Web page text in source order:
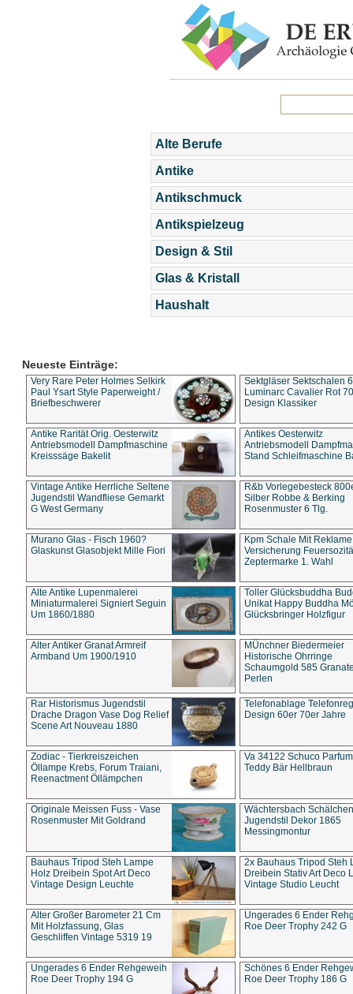
Alte Berufe
Antike
Antikschmuck
Antikspielzeug
Design & Stil
Glas & Kristall
Haushalt
Neueste Einträge:
Very Rare Peter Holmes Selkirk
Paul Ysart Style Paperweight /
Briefbeschwerer
Sektgläser Sektschalen
Luminarc Cavalier Rot
Design Klassiker
Antike Rarität Orig. Oesterwitz
Antriebsmodell Dampfmaschine
Kreisssäge Bakelit
Antikes Oesterwitz
Antriebsmodell
Stand Schleifmaschine
Vintage Antike Herrliche Seltene
Jugendstil Wandfliese Gemarkt
G West Germany
R&b Vorlegebesteck
Silber Robbe & Berking
Rosenmuster 6 Tlg.
Murano Glas - Fisch 1960?
Glaskunst Glasobjekt Mille Fiori
Kpm Schale Mit Reklame
Versicherung
Zeptermarke 1. Wahl
Alte Antike Lupenmalerei
Miniaturmalerei Signiert Seguin
Um 1860/1880
Toller Glücksbuddha
Unikat Happy Buddha
Glücksbringer Holzfigur
Alter Antiker Granat Armreif
Armband Um 1900/1910
MÜnchner Biedermeier
Historische Ohrringe
Schaumgold 585
Perlen
Rar Historismus Jugendstil
Drache Dragon Vase Dog Relief
Scene Art Nouveau 1880
Telefonablage
Design 60er 70er Jahre
Zodiac - Tierkreiszeichen
Öllampe Krebs, Forum Traiani,
Reenactment Öllämpchen
Va 34122 Schuco
Teddy Bär Hellbraun
Originale Meissen Fuss - Vase
Rosenmuster Mit Goldrand
Wächtersbach Schälchen
Jugendstil Dekor 1865
Messingmontur
Bauhaus Tripod Steh Lampe
Holz Dreibein Spot Art Deco
Vintage Design Leuchte
2x Bauhaus Tripod Steh
Dreibein Stativ Art Deco
Vintage Studio Leucht
Alter Großer Barometer 21 Cm
Mit Holzfassung, Glas
Geschliffen Vintage 5319 19
Ungerades 6 Ender
Roe Deer Trophy 242 G
Ungerades 6 Ender Rehgeweih
Roe Deer Trophy 194 G
Schönes 6 Ender
Roe Deer Trophy 186 G